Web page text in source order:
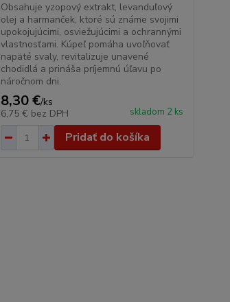
Obsahuje yzopový extrakt, levanduľový
olej a harmanček, ktoré sú známe svojimi
upokojujúcimi, osviežujúcimi a ochrannými
vlastnosťami. Kúpeľ pomáha uvoľňovať
napäté svaly, revitalizuje unavené
chodidlá a prináša príjemnú úľavu po
náročnom dni.
8,30 €/ks
6,75 € bez DPH skladom 2 ks
Pridať do košíka